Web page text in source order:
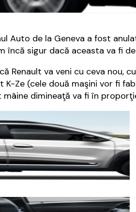
Auto de la Geneva a fost
încă sigur dacă aceasta va fi
Renault va veni cu ceva nou,
K-Ze (cele două maşini vor fi
mâine dimineaţă va fi în